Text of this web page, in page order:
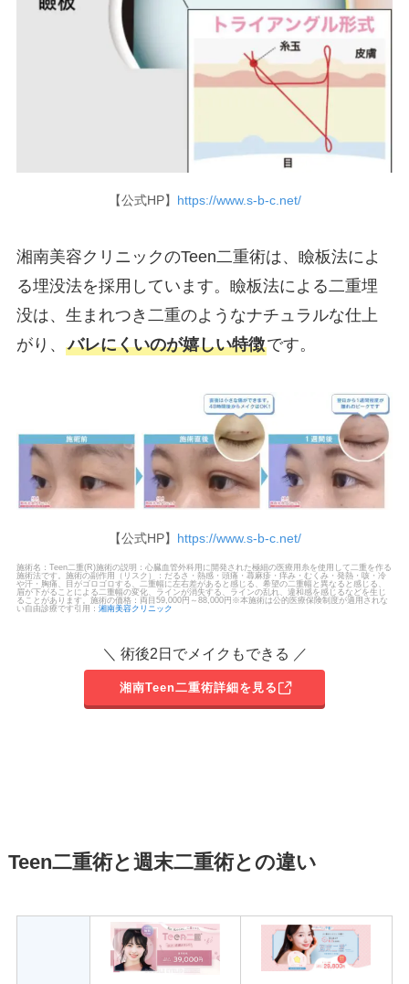
【公式HP】 https://www.s-b-c.net/
湘南美容クリニックのTeen二重術は、瞼板法によ
る埋没法を採用しています。瞼板法による二重埋
没は、生まれつき二重のようなナチュラルな仕上
がり、 バレにくいのが嬉しい特徴です。
【公式HP】 https://www.s-b-c.net/
施術名：Teen二重(R)施術の説明：心臓血管外科用に開発された極細の医療用糸を使用して二重を作る
施術法です。施術の副作用（リスク）：だるさ・熱感・頭痛・蕁麻疹・痒み・むくみ・発熱・咳・冷
や汗・胸痛、目がゴロゴロする、二重幅に左右差があると感じる、希望の二重幅と異なると感じる、
眉が下がることによる二重幅の変化、ラインが消失する、ラインの乱れ、違和感を感じるなどを生じ
ることがあります。施術の価格：両目59,000円～88,000円※本施術は公的医療保険制度が適用されな
い自由診療です引用： 湘南美容クリニック
＼ 術後2日でメイクもできる ／
湘南Teen二重術詳細を見る
Teen二重術と週末二重術との違い